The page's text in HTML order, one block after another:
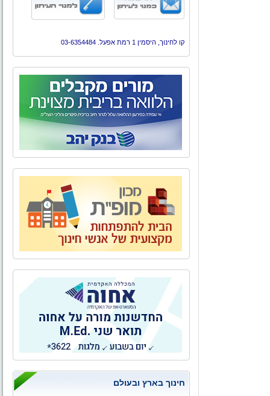
קו לחינוך, היסמין 1 רמת אפעל. 03-6354484
חינוך בארץ ובעולם